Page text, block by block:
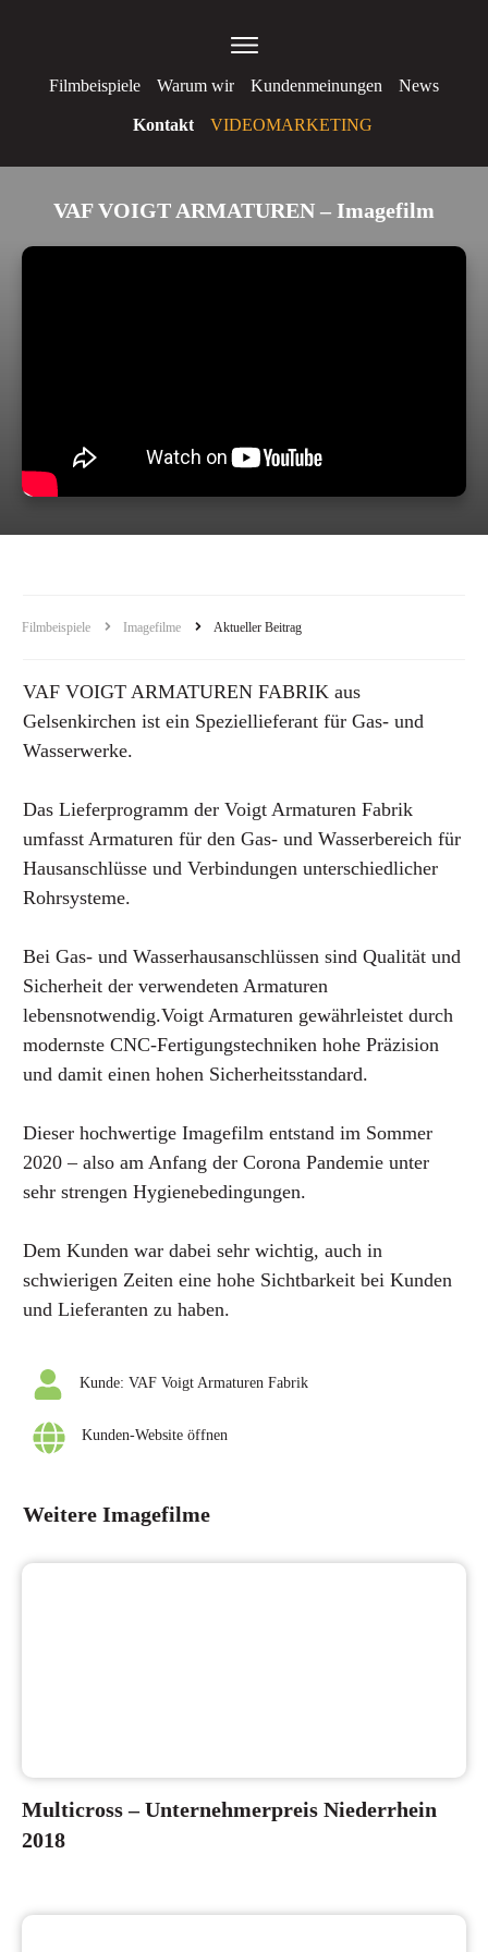
Filmbeispiele Warum wir Kundenmeinungen News
Kontakt VIDEOMARKETING
VAF VOIGT ARMATUREN – Imagefilm
Filmbeispiele Imagefilme Aktueller Beitrag
VAF VOIGT ARMATUREN FABRIK aus
Gelsenkirchen ist ein Speziellieferant für Gas- und
Wasserwerke.
Das Lieferprogramm der Voigt Armaturen Fabrik
umfasst Armaturen für den Gas- und Wasserbereich für
Hausanschlüsse und Verbindungen unterschiedlicher
Rohrsysteme.
Bei Gas- und Wasserhausanschlüssen sind Qualität und
Sicherheit der verwendeten Armaturen
lebensnotwendig.Voigt Armaturen gewährleistet durch
modernste CNC-Fertigungstechniken hohe Präzision
und damit einen hohen Sicherheitsstandard.
Dieser hochwertige Imagefilm entstand im Sommer
2020 – also am Anfang der Corona Pandemie unter
sehr strengen Hygienebedingungen.
Dem Kunden war dabei sehr wichtig, auch in
schwierigen Zeiten eine hohe Sichtbarkeit bei Kunden
und Lieferanten zu haben.
Kunde: VAF Voigt Armaturen Fabrik
Kunden-Website öffnen
Weitere Imagefilme
Multicross – Unternehmerpreis Niederrhein
2018